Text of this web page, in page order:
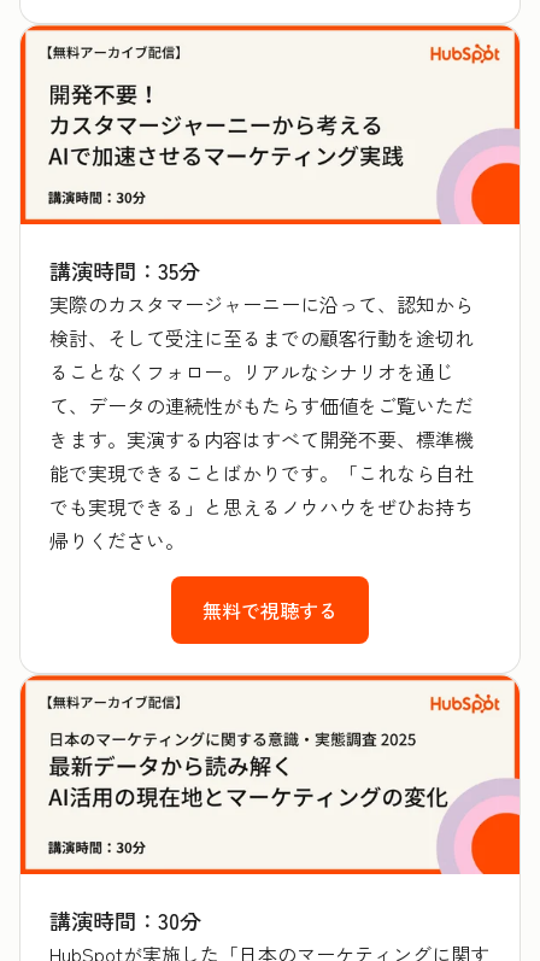
講演時間：35分
実際のカスタマージャーニーに沿って、認知から
検討、そして受注に至るまでの顧客行動を途切れ
ることなくフォロー。リアルなシナリオを通じ
て、データの連続性がもたらす価値をご覧いただ
きます。実演する内容はすべて開発不要、標準機
能で実現できることばかりです。「これなら自社
でも実現できる」と思えるノウハウをぜひお持ち
帰りください。
無料で視聴する
講演時間：30分
HubSpotが実施した「日本のマーケティングに関す